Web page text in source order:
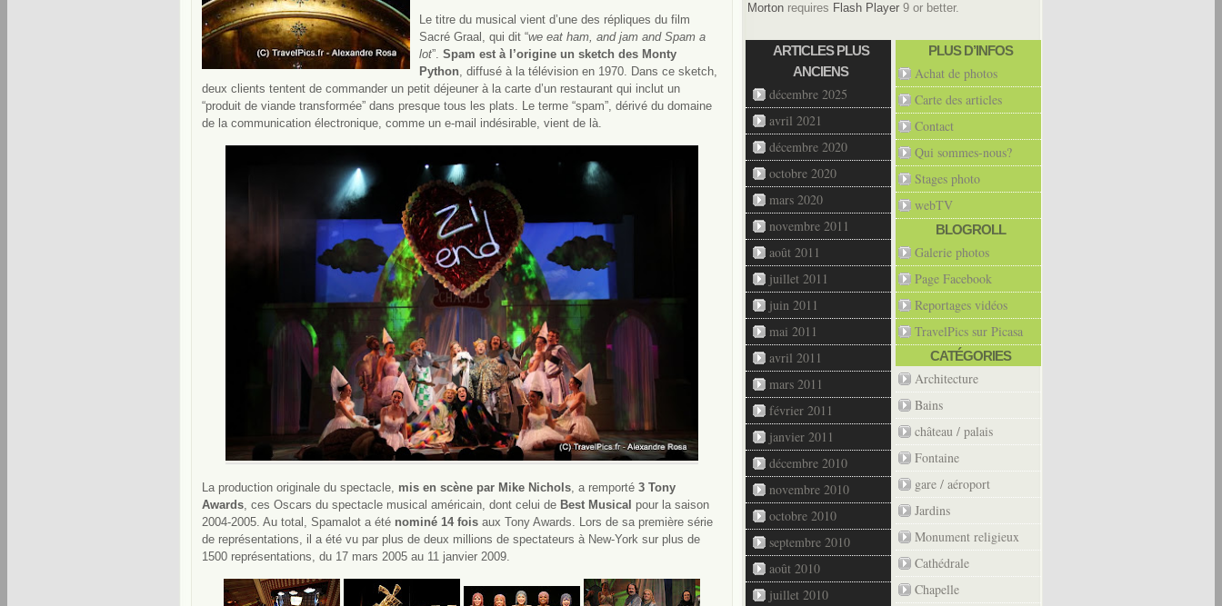
Le titre du musical vient d’une des répliques du film
Sacré Graal, qui dit “we eat ham, and jam and Spam a
lot”. Spam est à l’origine un sketch des Monty
Python, diffusé à la télévision en 1970. Dans ce sketch,
deux clients tentent de commander un petit déjeuner à la carte d’un restaurant qui inclut un
“produit de viande transformée” dans presque tous les plats. Le terme “spam”, dérivé du domaine
de la communication électronique, comme un e-mail indésirable, vient de là.
La production originale du spectacle, mis en scène par Mike Nichols, a remporté 3 Tony
Awards, ces Oscars du spectacle musical américain, dont celui de Best Musical pour la saison
2004-2005. Au total, Spamalot a été nominé 14 fois aux Tony Awards. Lors de sa première série
de représentations, il a été vu par plus de deux millions de spectateurs à New-York sur plus de
1500 représentations, du 17 mars 2005 au 11 janvier 2009.
Morton requires Flash Player 9 or better.
ARTICLES PLUS
ANCIENS
décembre 2025
avril 2021
décembre 2020
octobre 2020
mars 2020
novembre 2011
août 2011
juillet 2011
juin 2011
mai 2011
avril 2011
mars 2011
février 2011
janvier 2011
décembre 2010
novembre 2010
octobre 2010
septembre 2010
août 2010
juillet 2010
PLUS D’INFOS
Achat de photos
Carte des articles
Contact
Qui sommes-nous?
Stages photo
webTV
BLOGROLL
Galerie photos
Page Facebook
Reportages vidéos
TravelPics sur Picasa
CATÉGORIES
Architecture
Bains
château / palais
Fontaine
gare / aéroport
Jardins
Monument religieux
Cathédrale
Chapelle